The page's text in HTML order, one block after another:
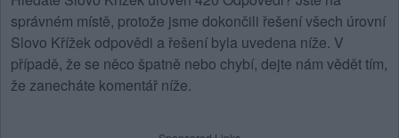
správném místě, protože jsme dokončili řešení všech úrovní
Slovo Křížek odpovědi a řešení byla uvedena níže. V
případě, že se něco špatně nebo chybí, dejte nám vědět tím,
že zanecháte komentář níže.